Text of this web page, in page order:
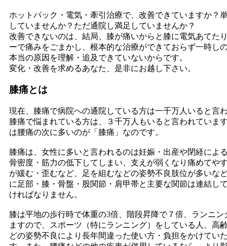
ホットパック・電気・牽引治療で、改善できていますか？
していませんか？ただ通院し満足していませんか？
改善できないのは、結局、膝が痛いからと膝に電気あてた
ーで痛みをごまかし、根本的な治療ができておらず一時し
本当の原因を理解・追及できていないからです。
変化・改善を求めるあなた、是非にお越し下さい。
膝痛とは
現在、膝痛で病院への通院している方は一千万人いると言
膝痛で悩まれている方は、３千万人もいると言われていま
は腰痛の次に多いのが「膝痛」なのです。
膝痛は、女性に多いと言われるのは妊娠・出産や閉経によ
骨密度・筋力の低下してしまい、支えが弱くなり痛めてや
が緩む・歪むなど、足を組むなどの姿勢不良肢位が多いな
に足部・膝・骨盤・股関節・肩甲帯と主要な関節は連結し
ければなりません。
膝は平地の歩行時で体重の3倍、階段昇降で７倍、ランニ
ますので、スポーツ（特にランニング）をしている人、高
どの姿勢不良により長年間違った使い方・負担をかけてい